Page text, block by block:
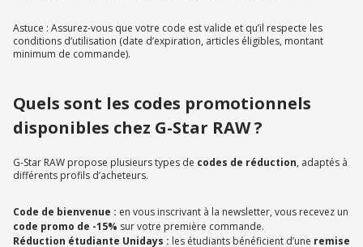
Astuce : Assurez-vous que votre code est valide et qu’il respecte les
conditions d’utilisation (date d’expiration, articles éligibles, montant
minimum de commande).
Quels sont les codes promotionnels
disponibles chez G-Star RAW ?
G-Star RAW propose plusieurs types de codes de réduction, adaptés à
différents profils d’acheteurs.
Code de bienvenue : en vous inscrivant à la newsletter, vous recevez un
code promo de -15% sur votre première commande.
Réduction étudiante Unidays : les étudiants bénéficient d’une remise